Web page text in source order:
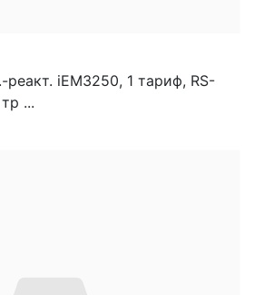
iEM3250, 1 тариф, RS-
...